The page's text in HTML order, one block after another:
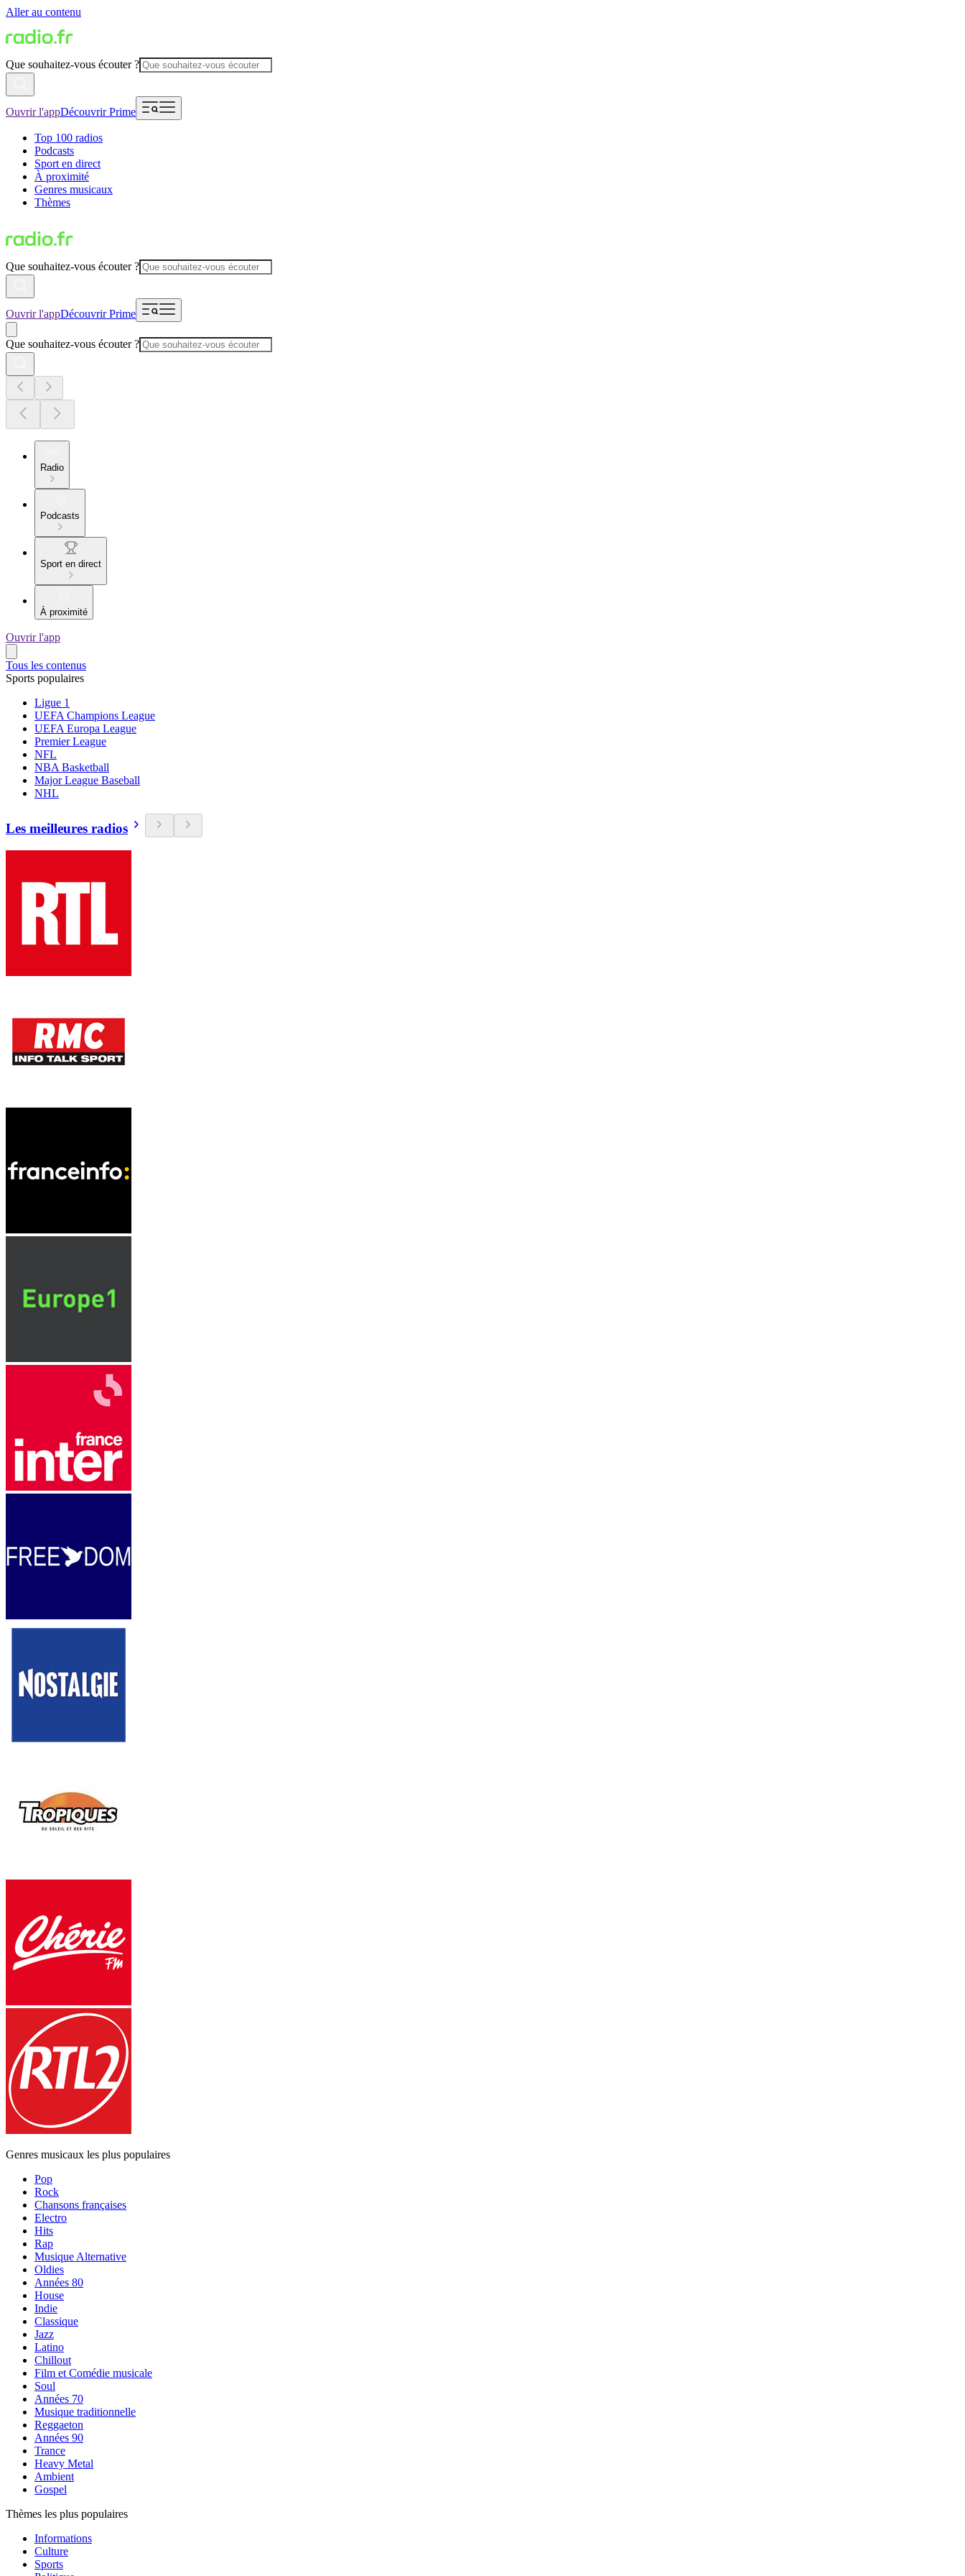
Aller au contenu
Que souhaitez-vous écouter ?
Ouvrir l'appDécouvrir Prime
Top 100 radios
Podcasts
Sport en direct
À proximité
Genres musicaux
Thèmes
Que souhaitez-vous écouter ?
Ouvrir l'appDécouvrir Prime
Que souhaitez-vous écouter ?
Radio
Podcasts
Sport en direct
À proximité
Ouvrir l'app
Tous les contenus
Sports populaires
Ligue 1
UEFA Champions League
UEFA Europa League
Premier League
NFL
NBA Basketball
Major League Baseball
NHL
Les meilleures radios
Genres musicaux les plus populaires
Pop
Rock
Chansons françaises
Electro
Hits
Rap
Musique Alternative
Oldies
Années 80
House
Indie
Classique
Jazz
Latino
Chillout
Film et Comédie musicale
Soul
Années 70
Musique traditionnelle
Reggaeton
Années 90
Trance
Heavy Metal
Ambient
Gospel
Thèmes les plus populaires
Informations
Culture
Sports